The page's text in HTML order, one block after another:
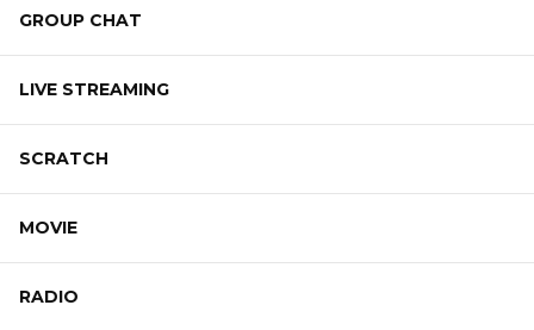
GROUP CHAT
LIVE STREAMING
SCRATCH
MOVIE
RADIO